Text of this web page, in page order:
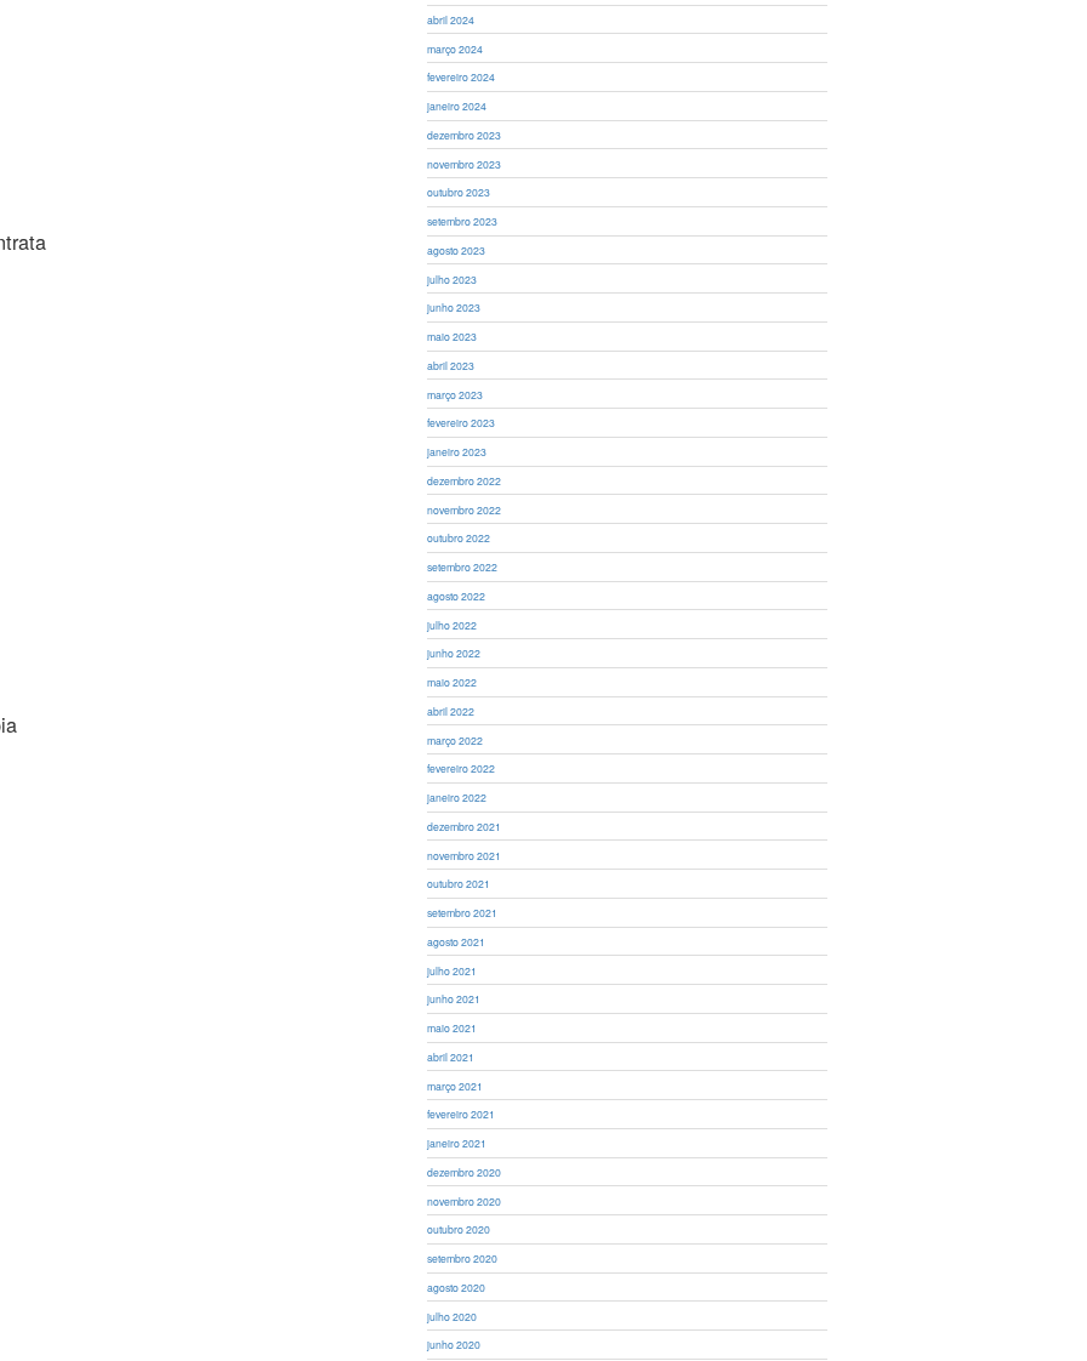
abril 2024
março 2024
fevereiro 2024
janeiro 2024
dezembro 2023
novembro 2023
outubro 2023
setembro 2023
agosto 2023
julho 2023
junho 2023
maio 2023
abril 2023
março 2023
fevereiro 2023
janeiro 2023
dezembro 2022
novembro 2022
outubro 2022
setembro 2022
agosto 2022
julho 2022
junho 2022
maio 2022
abril 2022
março 2022
fevereiro 2022
janeiro 2022
dezembro 2021
novembro 2021
outubro 2021
setembro 2021
agosto 2021
julho 2021
junho 2021
maio 2021
abril 2021
março 2021
fevereiro 2021
janeiro 2021
dezembro 2020
novembro 2020
outubro 2020
setembro 2020
agosto 2020
julho 2020
junho 2020